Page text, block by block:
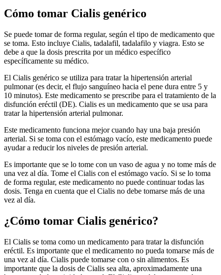
Cómo tomar Cialis genérico
Se puede tomar de forma regular, según el tipo de medicamento que
se toma. Esto incluye Cialis, tadalafil, tadalafilo y viagra. Esto se
debe a que la dosis prescrita por un médico específico
específicamente su médico.
El Cialis genérico se utiliza para tratar la hipertensión arterial
pulmonar (es decir, el flujo sanguíneo hacia el pene dura entre 5 y
10 minutos). Este medicamento se prescribe para el tratamiento de la
disfunción eréctil (DE). Cialis es un medicamento que se usa para
tratar la hipertensión arterial pulmonar.
Este medicamento funciona mejor cuando hay una baja presión
arterial. Si se toma con el estómago vacío, este medicamento puede
ayudar a reducir los niveles de presión arterial.
Es importante que se lo tome con un vaso de agua y no tome más de
una vez al día. Tome el Cialis con el estómago vacío. Si se lo toma
de forma regular, este medicamento no puede continuar todas las
dosis. Tenga en cuenta que el Cialis no debe tomarse más de una
vez al día.
¿Cómo tomar Cialis genérico?
El Cialis se toma como un medicamento para tratar la disfunción
eréctil. Es importante que el medicamento no pueda tomarse más de
una vez al día. Cialis puede tomarse con o sin alimentos. Es
importante que la dosis de Cialis sea alta, aproximadamente una